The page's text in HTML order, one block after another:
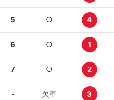
5 ○ 4
6 ○ 1
7 ○ 2
- 欠車 3